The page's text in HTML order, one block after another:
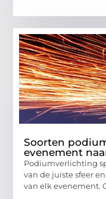
Soorten
evenement
Podiumverlichting
van de juiste sfeer
van elk evenement.